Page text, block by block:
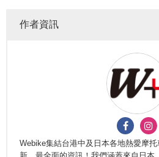
作者資訊
Webike集結台港中及日本各地熱愛摩